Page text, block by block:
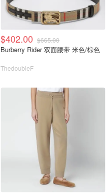
$402.00 $665.00
Burberry Rider 双面腰带 米色/棕色
ThedoubleF